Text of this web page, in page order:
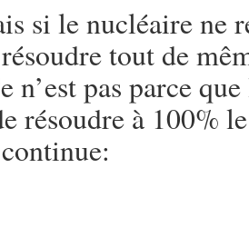
si le nucléaire ne
tout de
n’est pas parce
résoudre à 100%